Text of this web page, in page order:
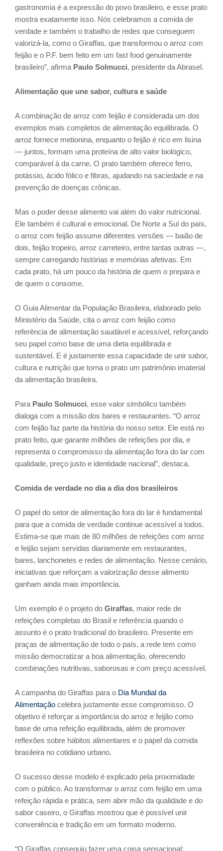
gastronomia é a expressão do povo brasileiro, e esse prato
mostra exatamente isso. Nós celebramos a comida de
verdade e também o trabalho de redes que conseguem
valorizá-la, como o Giraffas, que transformou o arroz com
feijão e o P.F. bem feito em um fast food genuinamente
brasileiro”, afirma Paulo Solmucci, presidente da Abrasel.
Alimentação que une sabor, cultura e saúde
A combinação de arroz com feijão é considerada um dos
exemplos mais completos de alimentação equilibrada. O
arroz fornece metionina, enquanto o feijão é rico em lisina
— juntos, formam uma proteína de alto valor biológico,
comparável à da carne. O prato também oferece ferro,
potássio, ácido fólico e fibras, ajudando na saciedade e na
prevenção de doenças crônicas.
Mas o poder desse alimento vai além do valor nutricional.
Ele também é cultural e emocional. De Norte a Sul do país,
o arroz com feijão assume diferentes versões — baião de
dois, feijão tropeiro, arroz carreteiro, entre tantas outras —,
sempre carregando histórias e memórias afetivas. Em
cada prato, há um pouco da história de quem o prepara e
de quem o consome.
O Guia Alimentar da População Brasileira, elaborado pelo
Ministério da Saúde, cita o arroz com feijão como
referência de alimentação saudável e acessível, reforçando
seu papel como base de uma dieta equilibrada e
sustentável. E é justamente essa capacidade de unir sabor,
cultura e nutrição que torna o prato um patrimônio imaterial
da alimentação brasileira.
Para Paulo Solmucci, esse valor simbólico também
dialoga com a missão dos bares e restaurantes. “O arroz
com feijão faz parte da história do nosso setor. Ele está no
prato feito, que garante milhões de refeições por dia, e
representa o compromisso da alimentação fora do lar com
qualidade, preço justo e identidade nacional”, destaca.
Comida de verdade no dia a dia dos brasileiros
O papel do setor de alimentação fora do lar é fundamental
para que a comida de verdade continue acessível a todos.
Estima-se que mais de 80 milhões de refeições com arroz
e feijão sejam servidas diariamente em restaurantes,
bares, lanchonetes e redes de alimentação. Nesse cenário,
iniciativas que reforçam a valorização desse alimento
ganham ainda mais importância.
Um exemplo é o projeto do Giraffas, maior rede de
refeições completas do Brasil e referência quando o
assunto é o prato tradicional do brasileiro. Presente em
praças de alimentação de todo o país, a rede tem como
missão democratizar a boa alimentação, oferecendo
combinações nutritivas, saborosas e com preço acessível.
A campanha do Giraffas para o Dia Mundial da
Alimentação celebra justamente esse compromisso. O
objetivo é reforçar a importância do arroz e feijão como
base de uma refeição equilibrada, além de promover
reflexões sobre hábitos alimentares e o papel da comida
brasileira no cotidiano urbano.
O sucesso desse modelo é explicado pela proximidade
com o público. Ao transformar o arroz com feijão em uma
refeição rápida e prática, sem abrir mão da qualidade e do
sabor caseiro, o Giraffas mostrou que é possível unir
conveniência e tradição em um formato moderno.
“O Giraffas conseguiu fazer uma coisa sensacional: